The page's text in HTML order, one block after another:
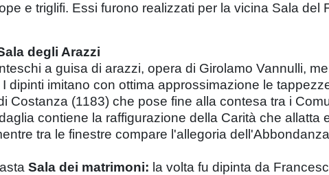
e triglifi. Essi furono realizzati per la vicina Sala del
degli Arazzi
a guisa di arazzi, opera di Girolamo Vannulli,
dipinti imitano con ottima approssimazione le
Costanza (1183) che pose fine alla contesa tra i
contiene la raffigurazione della Carità che allatta
tra le finestre compare l'allegoria
Sala dei matrimoni: la volta fu dipinta da